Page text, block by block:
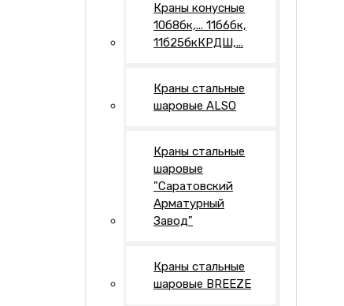
Краны конусные
10б8бк,... 11б6бк,
11б25бкКРДШ,...
Краны стальные
шаровые АLSO
Краны стальные
шаровые
"Саратовский
Арматурный
Завод"
Краны стальные
шаровые BREEZE